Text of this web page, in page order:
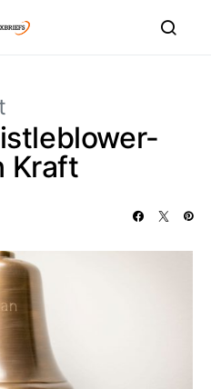
Kraft